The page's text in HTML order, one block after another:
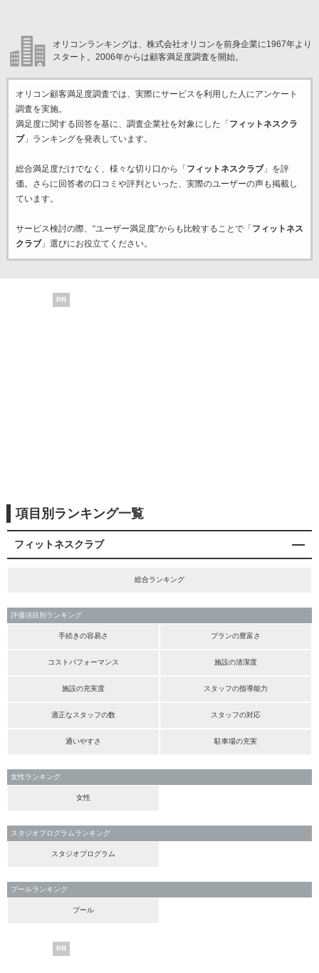
オリコンランキングは、株式会社オリコンを前身企業に1967年より
スタート。2006年からは顧客満足度調査を開始。
オリコン顧客満足度調査では、実際にサービスを利用した 人にアンケート
調査を実施。
満足度に関する回答を基に、調査企業社を対象にした「 フィットネスクラ
ブ」ランキングを発表しています。
総合満足度だけでなく、様々な切り口から「 フィットネスクラブ」を評
価。さらに回答者の口コミや評判といった、実際のユーザーの声も掲載し
ています。
サービス検討の際、“ユーザー満足度”からも比較することで「 フィットネス
クラブ」選びにお役立てください。
PR
項目別ランキング一覧
フィットネスクラブ
総合ランキング
評価項目別ランキング
手続きの容易さ プランの豊富さ
コストパフォーマンス 施設の清潔度
施設の充実度 スタッフの指導能力
適正なスタッフの数 スタッフの対応
通いやすさ 駐車場の充実
女性ランキング
女性
スタジオプログラムランキング
スタジオプログラム
プールランキング
プール
PR